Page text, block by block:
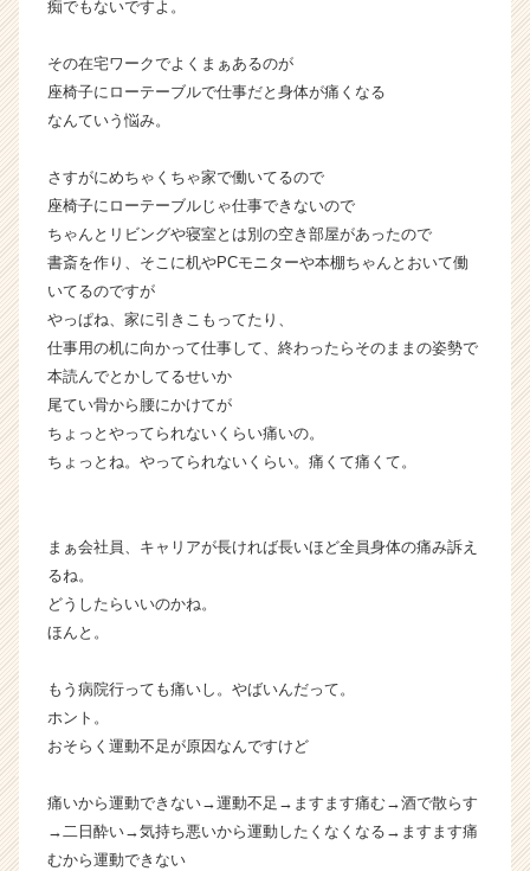
キ
ャ
（C
e
r
a
r
e
e
r）
痴でもないですよ。
その在宅ワークでよくまぁあるのが
座椅子にローテーブルで仕事だと身体が痛くなる
なんていう悩み。
さすがにめちゃくちゃ家で働いてるので
座椅子にローテーブルじゃ仕事できないので
ちゃんとリビングや寝室とは別の空き部屋があったので
書斎を作り、そこに机やPCモニターや本棚ちゃんとおいて働
いてるのですが
やっぱね、家に引きこもってたり、
仕事用の机に向かって仕事して、終わったらそのままの姿勢で
本読んでとかしてるせいか
尾てい骨から腰にかけてが
ちょっとやってられないくらい痛いの。
ちょっとね。やってられないくらい。痛くて痛くて。
まぁ会社員、キャリアが長ければ長いほど全員身体の痛み訴え
るね。
どうしたらいいのかね。
ほんと。
もう病院行っても痛いし。やばいんだって。
ホント。
おそらく運動不足が原因なんですけど
痛いから運動できない→運動不足→ますます痛む→酒で散らす
→二日酔い→気持ち悪いから運動したくなくなる→ますます痛
むから運動できない